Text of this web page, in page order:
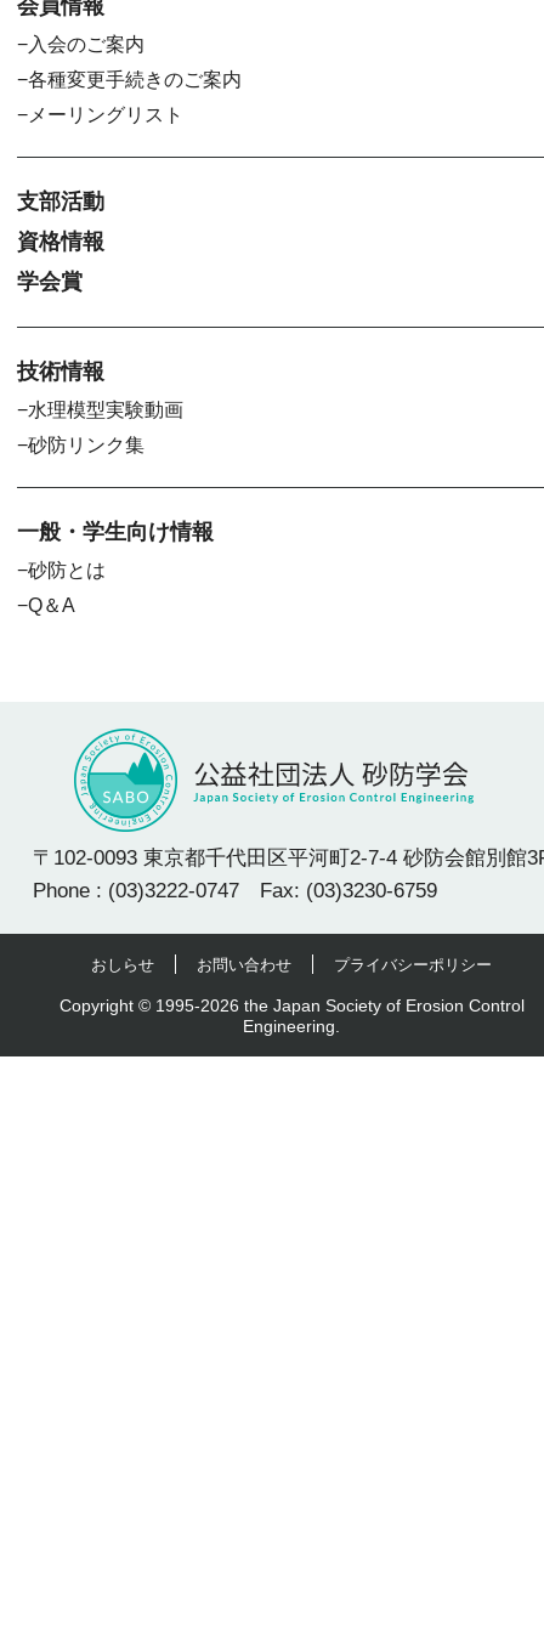
会員情報
入会のご案内
各種変更手続きのご案内
メーリングリスト
支部活動
資格情報
学会賞
技術情報
水理模型実験動画
砂防リンク集
一般・学生向け情報
砂防とは
Q＆A
〒102-0093 東京都千代田区平河町2-7-4 砂防会館別館
Phone : (03)3222-0747 Fax: (03)3230-6759
おしらせ お問い合わせ プライバシーポリシー
Copyright © 1995-2026 the Japan Society of Erosion Control
Engineering.